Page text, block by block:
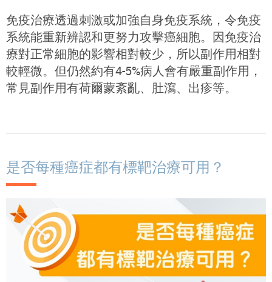
免疫治療透過刺激或加強自身免疫系統，令免疫
系統能重新辨認和更努力攻擊癌細胞。因免疫治
療對正常細胞的影響相對較少，所以副作用相對
較輕微。但仍然約有4-5%病人會有嚴重副作用，
常見副作用有荷爾蒙紊亂、肚瀉、出疹等。
是否每種癌症都有標靶治療可用？